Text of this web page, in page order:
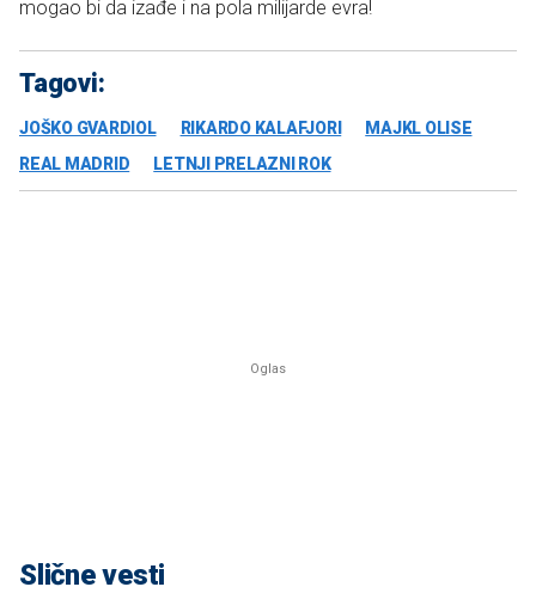
mogao bi da izađe i na pola milijarde evra!
Tagovi:
JOŠKO GVARDIOL RIKARDO KALAFJORI
MAJKL OLISE
REAL MADRID
LETNJI PRELAZNI ROK
Slične vesti